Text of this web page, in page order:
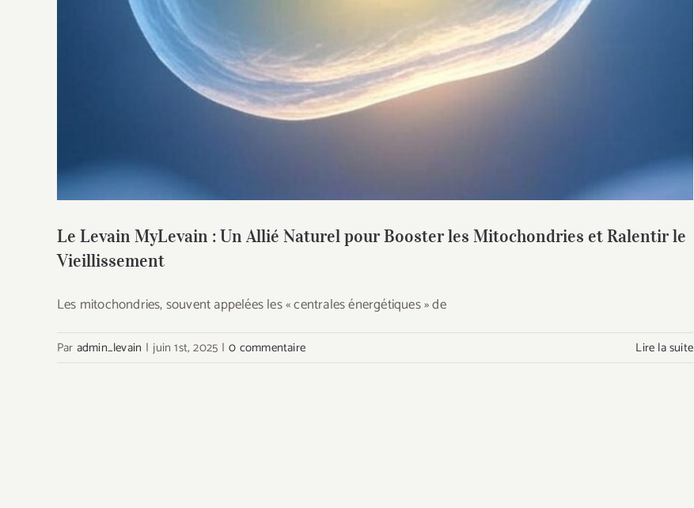
Le Levain MyLevain : Un Allié Naturel pour Booster les Mitochondries et Ralentir le
Vieillissement
Le Levain MyLevain : Un Allié Naturel pour Booster les Mitochondries et Ralentir le
Vieillissement
Les mitochondries, souvent appelées les « centrales énergétiques » de
Par admin_levain | juin 1st, 2025 | 0 commentaire Lire la suite